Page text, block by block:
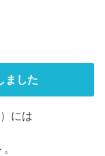
ました
には